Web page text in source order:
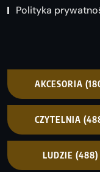
Polityka
AKCESORIA
CZYTELNIA
LUDZIE (488)